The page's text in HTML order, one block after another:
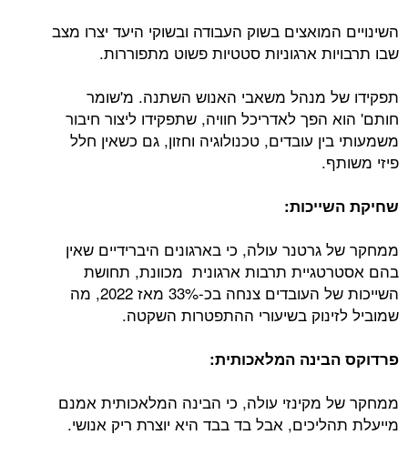
השינויים המואצים בשוק העבודה ובשוקי היעד יצרו מצב
שבו תרבויות ארגוניות סטטיות פשוט מתפוררות.
תפקידו של מנהל משאבי האנוש השתנה. מ'שומר
חותם' הוא הפך לאדריכל חוויה, שתפקידו ליצור חיבור
משמעותי בין עובדים, טכנולוגיה וחזון, גם כשאין חלל
פיזי משותף.
שחיקת השייכות:
ממחקר של גרטנר עולה, כי בארגונים היברידיים שאין
בהם אסטרטגיית תרבות ארגונית מכוונת, תחושת
השייכות של העובדים צנחה בכ-33% מאז 2022, מה
שמוביל לזינוק בשיעורי ההתפטרות השקטה.
פרדוקס הבינה המלאכותית:
ממחקר של מקינזי עולה, כי הבינה המלאכותית אמנם
מייעלת תהליכים, אבל בד בבד היא יוצרת ריק אנושי.